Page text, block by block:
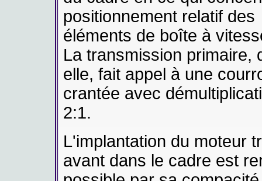
positionnement relatif des
éléments de boîte à
La transmission primaire,
elle, fait appel à une
crantée avec
2:1.
L'implantation du moteur
avant dans le cadre est